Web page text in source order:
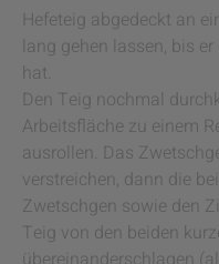
Hefeteig abgedeckt an
lang gehen lassen, bis
hat.
Den Teig nochmal
Arbeitsfläche zu einem
ausrollen. Das
verstreichen, dann die
Zwetschgen sowie den
Teig von den beiden